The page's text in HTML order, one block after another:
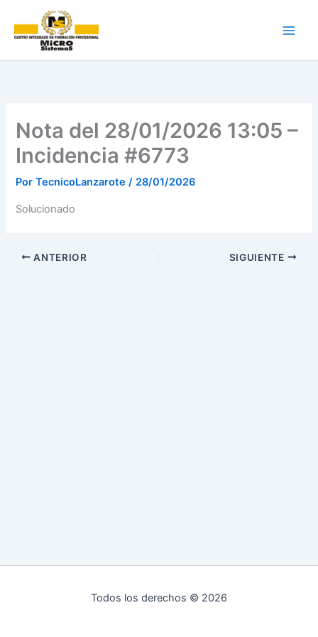
contenido
Nota del 28/01/2026 13:05 –
Incidencia #6773
PorTecnicoLanzarote/ 28/01/2026
Solucionado
ANTERIOR SIGUIENTE
Todos los derechos © 2026